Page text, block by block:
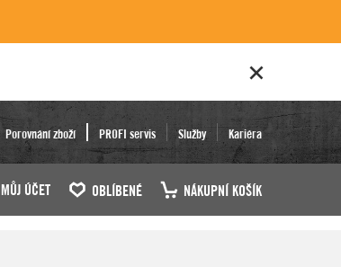
Porovnání zboží PROFI servis Služby Kariéra
MŮJ ÚČET OBLÍBENÉ NÁKUPNÍ KOŠÍK